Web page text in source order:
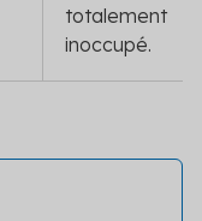
totalement
inoccupé.